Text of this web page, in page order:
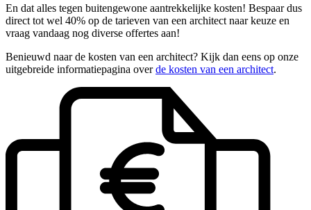
En dat alles tegen buitengewone aantrekkelijke kosten! Bespaar dus
direct tot wel 40% op de tarieven van een architect naar keuze en
vraag vandaag nog diverse offertes aan!
Benieuwd naar de kosten van een architect? Kijk dan eens op onze
uitgebreide informatiepagina overde kosten van een architect.